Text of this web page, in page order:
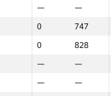
—
—
0
747
0
828
—
—
—
—
—
—
0
747
0
828
—
—
—
—